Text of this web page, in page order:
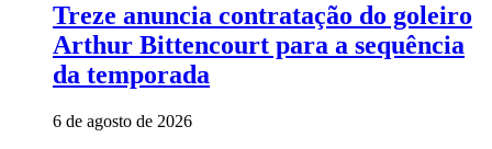
Treze anuncia contratação do goleiro
Arthur Bittencourt para a sequência
da temporada
6 de agosto de 2026